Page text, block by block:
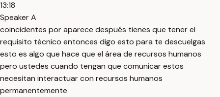
13:18
Speaker A
coincidentes por aparece después tienes que tener el
requisito técnico entonces digo esto para te descuelgas
esto es algo que hace que el área de recursos humanos
pero ustedes cuando tengan que comunicar estos
necesitan interactuar con recursos humanos
permanentemente